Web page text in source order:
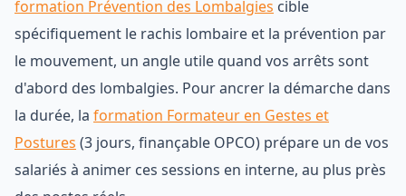
formation Prévention des Lombalgies cible
spécifiquement le rachis lombaire et la prévention par
le mouvement, un angle utile quand vos arrêts sont
d'abord des lombalgies. Pour ancrer la démarche dans
la durée, la formation Formateur en Gestes et
Postures (3 jours, finançable OPCO) prépare un de vos
salariés à animer ces sessions en interne, au plus près